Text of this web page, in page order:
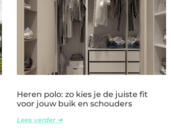
Heren polo: zo kies je de juiste fit
voor jouw buik en schouders
Lees verder ➜